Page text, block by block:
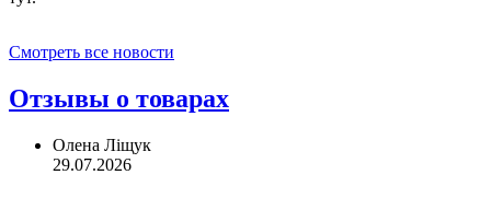
Смотреть все новости
Отзывы о товарах
Олена Ліщук
29.07.2026